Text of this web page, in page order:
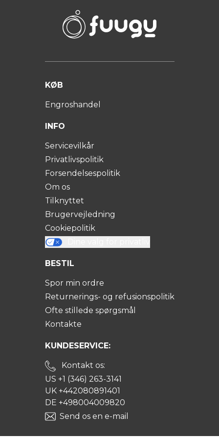
KØB
Engroshandel
INFO
Servicevilkår
Privatlivspolitik
Forsendelsespolitik
Om os
Tilknyttet
Brugervejledning
Cookiepolitik
BESTIL
Spor min ordre
Returnerings- og refusionspolitik
Ofte stillede spørgsmål
Kontakte
KUNDESERVICE:
Kontakt os:
US +1 (346) 263-3141
UK +442080891401
DE +498004009820
Send os en e-mail